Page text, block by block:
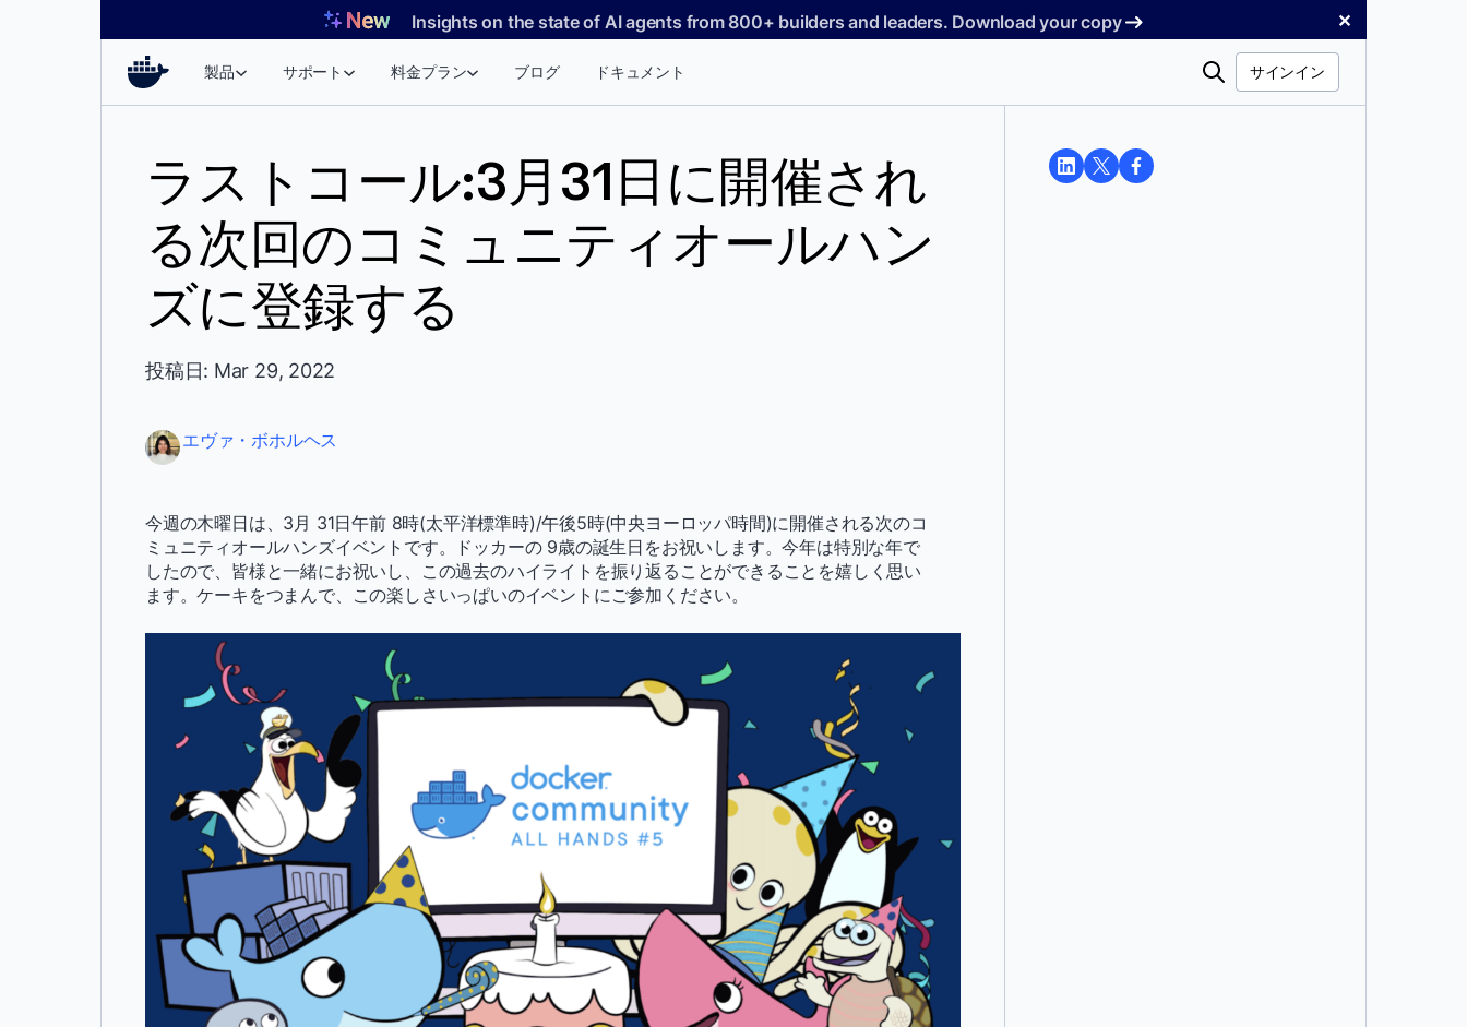
Insights on the state of AI agents from 800+ builders and leaders. Download your copy ✕
製品 サポート 料金プラン ブログ ドキュメント
検
サインイン
ラストコール:3月31日に開催され
る次回のコミュニティオールハン
ズに登録する
投稿日: Mar 29, 2022
エヴァ・ボホルヘス
今週の木曜日は、3月 31日午前 8時(太平洋標準時)/午後5時(中央ヨーロッパ時間)に開催される次のコ
ミュニティオールハンズイベントです。ドッカーの 9歳の誕生日をお祝いします。今年は特別な年で
したので、皆様と一緒にお祝いし、この過去のハイライトを振り返ることができることを嬉しく思い
ます。ケーキをつまんで、この楽しさいっぱいのイベントにご参加ください。